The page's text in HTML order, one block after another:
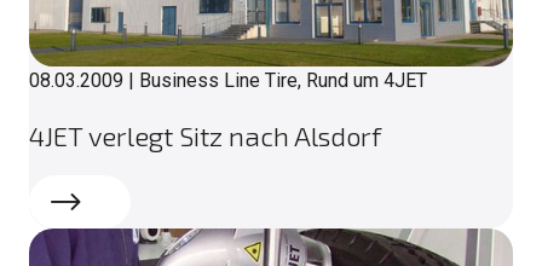
08.03.2009 | Business Line Tire, Rund um 4JET
4JET verlegt Sitz nach Alsdorf
Weiterlesen